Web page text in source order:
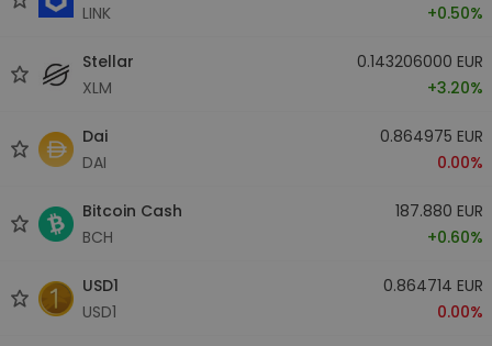
LINK
+0.50%
Stellar
XLM
0.143206000 EUR
+3.20%
Dai
DAI
0.864975 EUR
0.00%
Bitcoin Cash
BCH
187.880 EUR
+0.60%
USD1
USD1
0.864714 EUR
0.00%